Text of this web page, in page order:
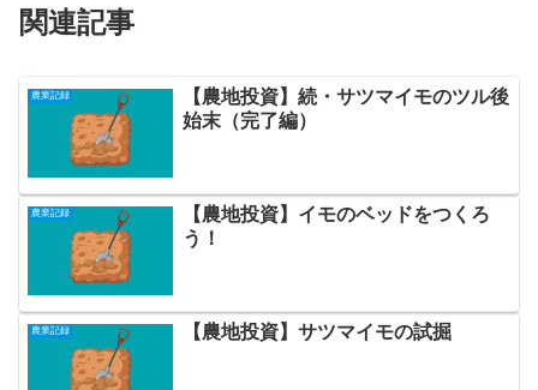
関連記事
農業記録
【農地投資】続・サツマイモのツル後
始末（完了編）
農業記録
【農地投資】イモのベッドをつくろ
う！
農業記録 【農地投資】サツマイモの試掘